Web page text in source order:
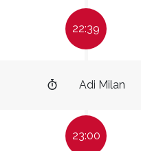
22:39
Adi Milan
23:00